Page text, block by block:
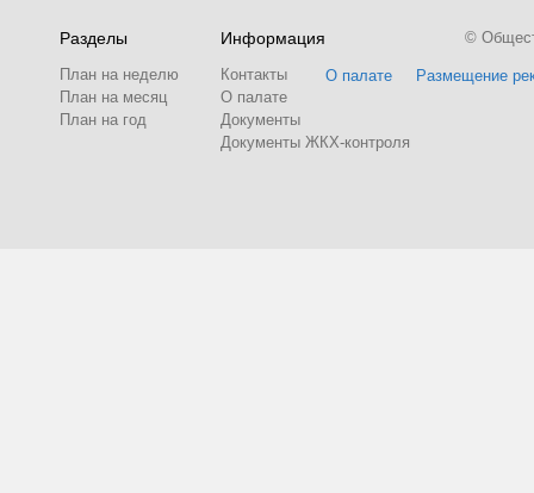
Разделы
План на неделю
План на месяц
План на год
Информация
Контакты
О палате
Документы
Документы ЖКХ-контроля
О палате Размещение
©